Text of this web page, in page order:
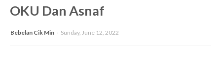
OKU Dan Asnaf
Bebelan Cik Min Sunday, June 12, 2022